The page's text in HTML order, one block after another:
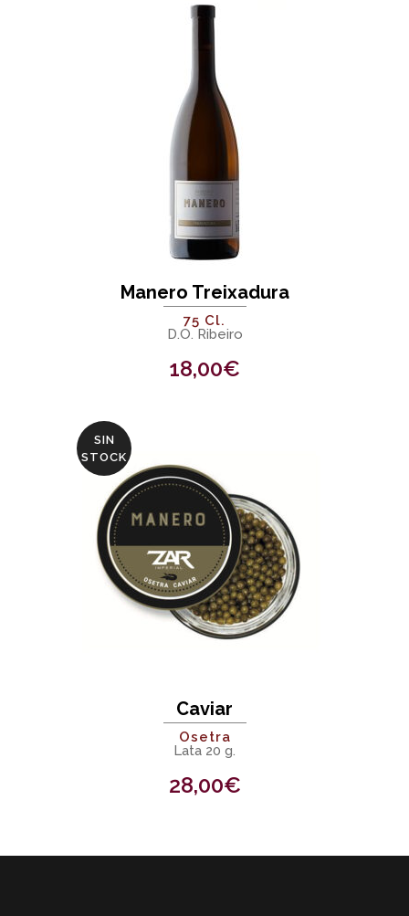
Manero Treixadura
75 Cl.
D.O. Ribeiro
18,00€
SIN
STOCK
Caviar
Osetra
Lata 20 g.
28,00€